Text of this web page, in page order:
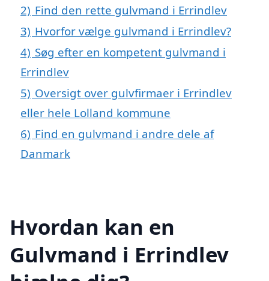
2) Find den rette gulvmand i Errindlev
3) Hvorfor vælge gulvmand i Errindlev?
4) Søg efter en kompetent gulvmand i
Errindlev
5) Oversigt over gulvfirmaer i Errindlev
eller hele Lolland kommune
6) Find en gulvmand i andre dele af
Danmark
Hvordan kan en
Gulvmand i Errindlev